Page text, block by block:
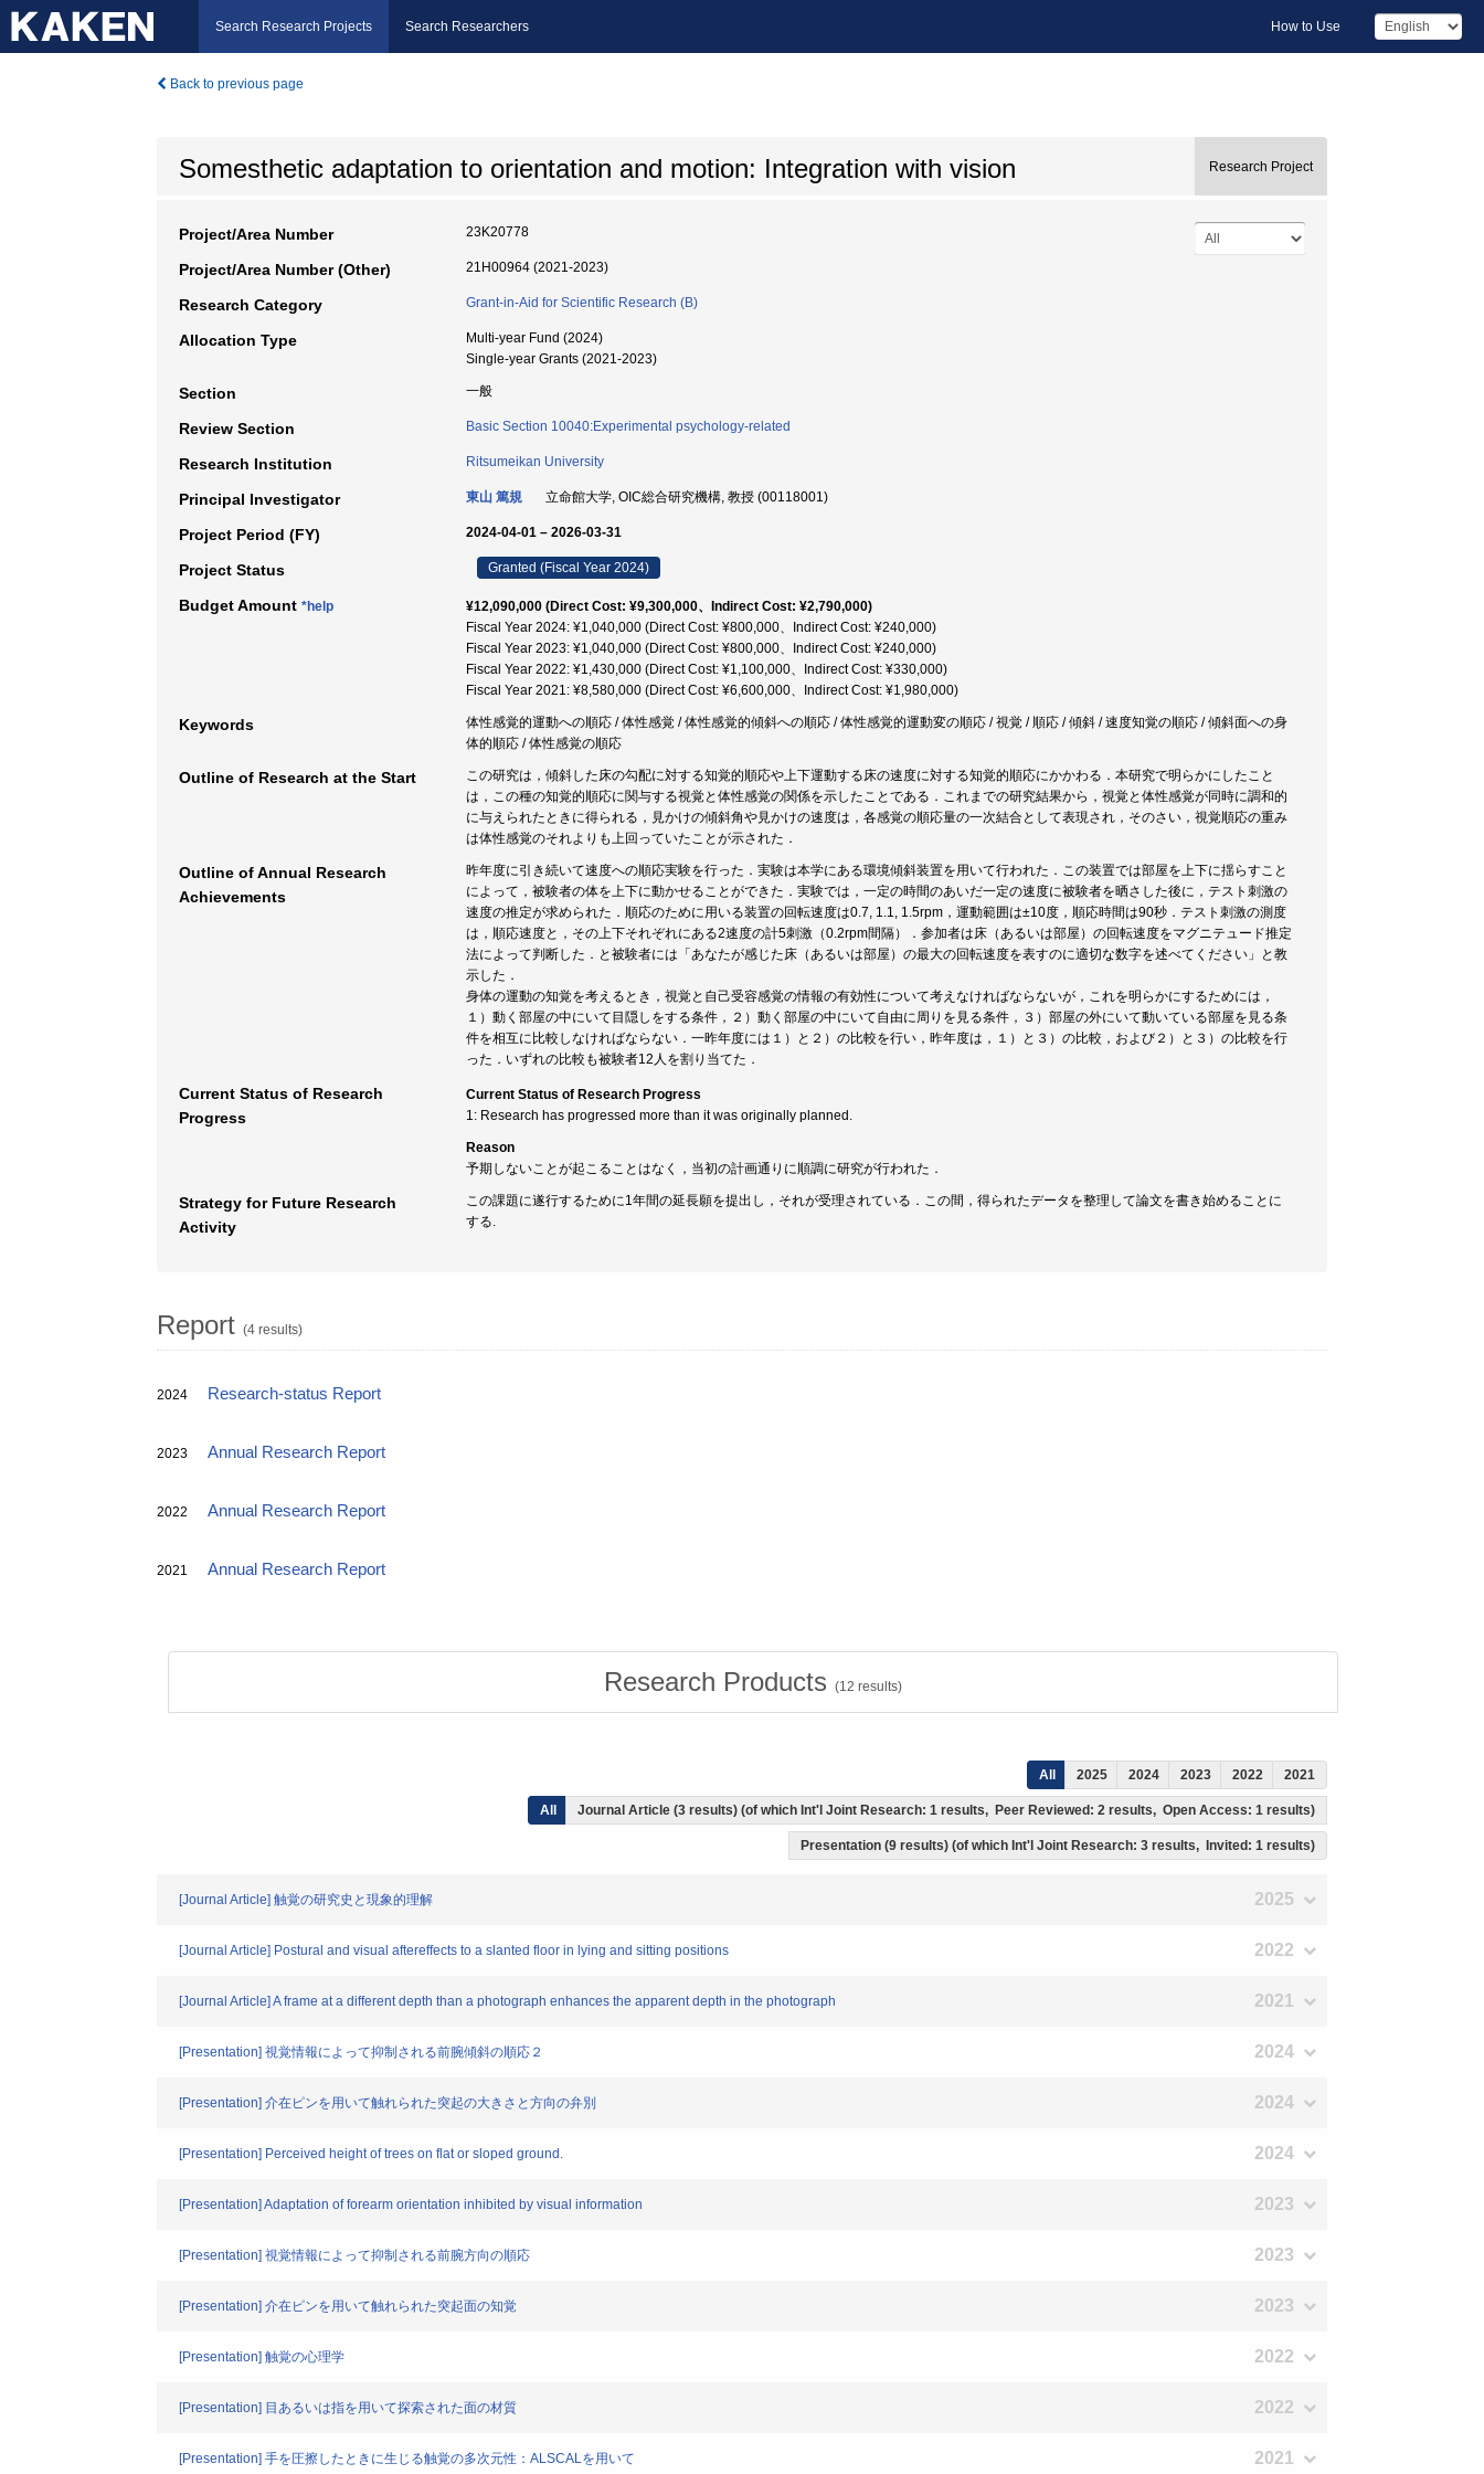
Search Research Projects Search Researchers How to Use
Back to previous page
Somesthetic adaptation to orientation and motion: Integration with vision Research Project
Project/Area Number 23K20778
Project/Area Number (Other) 21H00964 (2021-2023)
Research Category Grant-in-Aid for Scientific Research (B)
Allocation Type
Multi-year Fund (2024)
Single-year Grants (2021-2023)
Section 一般
Review Section Basic Section 10040:Experimental psychology-related
Research Institution Ritsumeikan University
Principal Investigator 東山 篤規 立命館大学, OIC総合研究機構, 教授 (00118001)
Project Period (FY) 2024-04-01 – 2026-03-31
Project Status Granted (Fiscal Year 2024)
Budget Amount *help
¥12,090,000 (Direct Cost: ¥9,300,000、Indirect Cost: ¥2,790,000)
Fiscal Year 2024: ¥1,040,000 (Direct Cost: ¥800,000、Indirect Cost: ¥240,000)
Fiscal Year 2023: ¥1,040,000 (Direct Cost: ¥800,000、Indirect Cost: ¥240,000)
Fiscal Year 2022: ¥1,430,000 (Direct Cost: ¥1,100,000、Indirect Cost: ¥330,000)
Fiscal Year 2021: ¥8,580,000 (Direct Cost: ¥6,600,000、Indirect Cost: ¥1,980,000)
Keywords
体性感覚的運動への順応 / 体性感覚 / 体性感覚的傾斜への順応 / 体性感覚的運動変の順応 / 視覚 / 順応 / 傾斜 / 速度知覚の順応 / 傾斜面への身
体的順応 / 体性感覚の順応
Outline of Research at the Start
この研究は，傾斜した床の勾配に対する知覚的順応や上下運動する床の速度に対する知覚的順応にかかわる．本研究で明らかにしたこと
は，この種の知覚的順応に関与する視覚と体性感覚の関係を示したことである．これまでの研究結果から，視覚と体性感覚が同時に調和的
に与えられたときに得られる，見かけの傾斜角や見かけの速度は，各感覚の順応量の一次結合として表現され，そのさい，視覚順応の重み
は体性感覚のそれよりも上回っていたことが示された．
Outline of Annual Research
Achievements
昨年度に引き続いて速度への順応実験を行った．実験は本学にある環境傾斜装置を用いて行われた．この装置では部屋を上下に揺らすこと
によって，被験者の体を上下に動かせることができた．実験では，一定の時間のあいだ一定の速度に被験者を晒さした後に，テスト刺激の
速度の推定が求められた．順応のために用いる装置の回転速度は0.7, 1.1, 1.5rpm，運動範囲は±10度，順応時間は90秒．テスト刺激の測度
は，順応速度と，その上下それぞれにある2速度の計5刺激（0.2rpm間隔）．参加者は床（あるいは部屋）の回転速度をマグニテュード推定
法によって判断した．と被験者には「あなたが感じた床（あるいは部屋）の最大の回転速度を表すのに適切な数字を述べてください」と教
示した．
身体の運動の知覚を考えるとき，視覚と自己受容感覚の情報の有効性について考えなければならないが，これを明らかにするためには，
１）動く部屋の中にいて目隠しをする条件，２）動く部屋の中にいて自由に周りを見る条件，３）部屋の外にいて動いている部屋を見る条
件を相互に比較しなければならない．一昨年度には１）と２）の比較を行い，昨年度は，１）と３）の比較，および２）と３）の比較を行
った．いずれの比較も被験者12人を割り当てた．
Current Status of Research
Progress
Current Status of Research Progress
1: Research has progressed more than it was originally planned.
Reason
予期しないことが起こることはなく，当初の計画通りに順調に研究が行われた．
Strategy for Future Research
Activity
この課題に遂行するために1年間の延長願を提出し，それが受理されている．この間，得られたデータを整理して論文を書き始めることに
する.
Report (4 results)
2024 Research-status Report
2023 Annual Research Report
2022 Annual Research Report
2021 Annual Research Report
Research Products (12 results)
All 2025 2024 2023 2022 2021
All Journal Article (3 results) (of which Int'l Joint Research: 1 results, Peer Reviewed: 2 results, Open Access: 1 results)
Presentation (9 results) (of which Int'l Joint Research: 3 results, Invited: 1 results)
[Journal Article] 触覚の研究史と現象的理解 2025
[Journal Article] Postural and visual aftereffects to a slanted floor in lying and sitting positions 2022
[Journal Article] A frame at a different depth than a photograph enhances the apparent depth in the photograph 2021
[Presentation] 視覚情報によって抑制される前腕傾斜の順応２ 2024
[Presentation] 介在ピンを用いて触れられた突起の大きさと方向の弁別 2024
[Presentation] Perceived height of trees on flat or sloped ground. 2024
[Presentation] Adaptation of forearm orientation inhibited by visual information 2023
[Presentation] 視覚情報によって抑制される前腕方向の順応 2023
[Presentation] 介在ピンを用いて触れられた突起面の知覚 2023
[Presentation] 触覚の心理学 2022
[Presentation] 目あるいは指を用いて探索された面の材質 2022
[Presentation] 手を圧擦したときに生じる触覚の多次元性：ALSCALを用いて 2021